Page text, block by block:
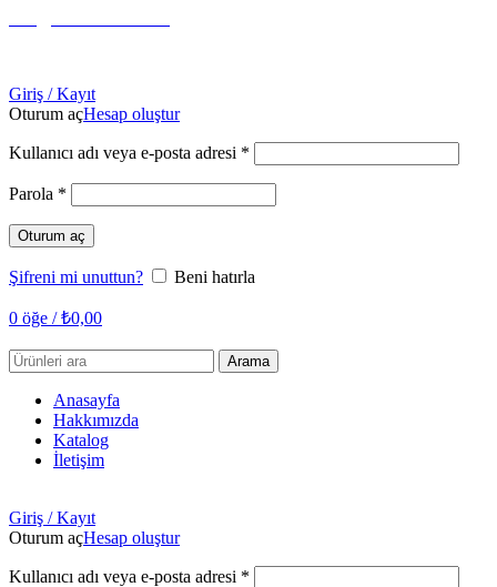
Giriş / Kayıt
Oturum açHesap oluştur
Kullanıcı adı veya e-posta adresi *
Parola *
Oturum aç
Şifreni mi unuttun? Beni hatırla
0 öğe / ₺0,00
Arama
Anasayfa
Hakkımızda
Katalog
İletişim
Giriş / Kayıt
Oturum açHesap oluştur
Kullanıcı adı veya e-posta adresi *